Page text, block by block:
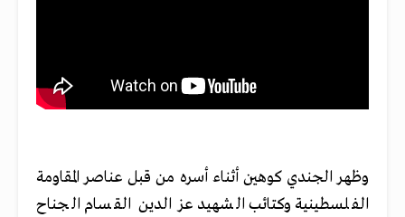
وظهر الجندي كوهين أثناء أسره من قبل عناصر المقاومة
الفلسطينية وكتائب الشهيد عز الدين القسام الجناح